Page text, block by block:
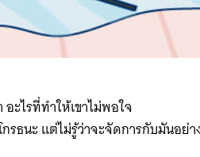
ะไรที่ทำให้เขาไม่พอใจ
รธนะ แต่ไม่รู้ว่าจะจัดการกับมันอย่า